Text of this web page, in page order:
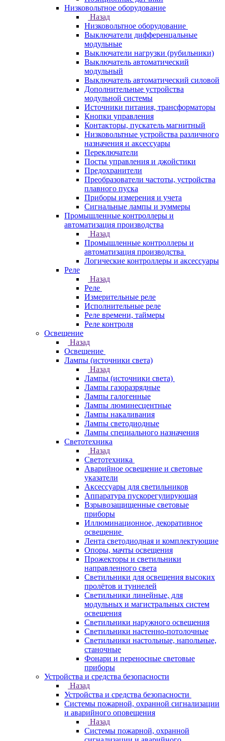
Низковольтное оборудование
Назад
Низковольтное оборудование
Выключатели дифференцальные
модульные
Выключатели нагрузки (рубильники)
Выключатель автоматический
модульный
Выключатель автоматический силовой
Дополнительные устройства
модульной системы
Источники питания, трансформаторы
Кнопки управления
Контакторы, пускатель магнитный
Низковольтные устройства различного
назначения и аксессуары
Переключатели
Посты управления и джойстики
Предохранители
Преобразователи частоты, устройства
плавного пуска
Приборы измерения и учета
Сигнальные лампы и зуммеры
Промышленные контроллеры и
автоматизация производства
Назад
Промышленные контроллеры и
автоматизация производства
Логические контроллеры и аксессуары
Реле
Назад
Реле
Измерительные реле
Исполнительные реле
Реле времени, таймеры
Реле контроля
Освещение
Назад
Освещение
Лампы (источники света)
Назад
Лампы (источники света)
Лампы газоразрядные
Лампы галогенные
Лампы люминесцентные
Лампы накаливания
Лампы светодиодные
Лампы специального назначения
Светотехника
Назад
Светотехника
Аварийное освещение и световые
указатели
Аксессуары для светильников
Аппаратура пускорегулирующая
Взрывозащищенные световые
приборы
Иллюминационное, декоративное
освещение
Лента светодиодная и комплектующие
Опоры, мачты освещения
Прожекторы и светильники
направленного света
Светильники для освещения высоких
пролётов и туннелей
Светильники линейные, для
модульных и магистральных систем
освещения
Светильники наружного освещения
Светильники настенно-потолочные
Светильники настольные, напольные,
станочные
Фонари и переносные световые
приборы
Устройства и средства безопасности
Назад
Устройства и средства безопасности
Системы пожарной, охранной сигнализации
и аварийного оповещения
Назад
Системы пожарной, охранной